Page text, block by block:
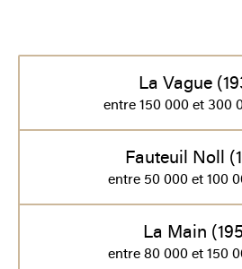
La Vague
entre 150 000 et 300
Fauteuil Noll
entre 50 000 et 100
La Main
entre 80 000 et 150